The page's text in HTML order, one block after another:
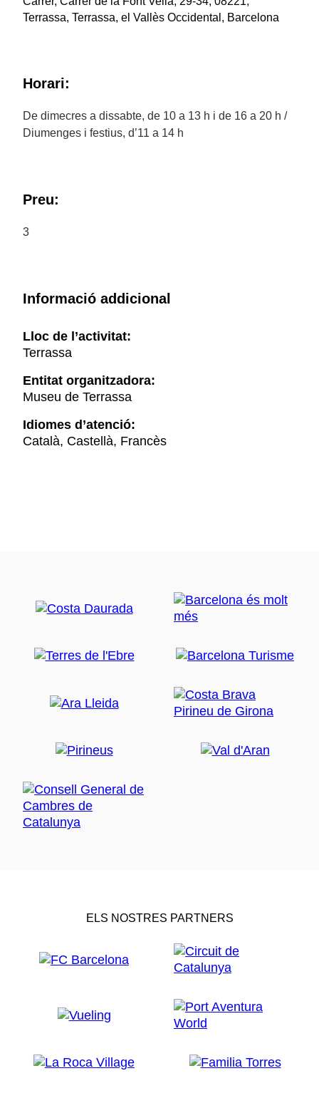
Terrassa, Terrassa, el Vallès Occidental, Barcelona
Horari:
De dimecres a dissabte, de 10 a 13 h i de 16 a 20 h /
Diumenges i festius, d’11 a 14 h
Preu:
3
Informació addicional
Lloc de l’activitat:
Terrassa
Entitat organitzadora:
Museu de Terrassa
Idiomes d’atenció:
Català, Castellà, Francès
ELS NOSTRES PARTNERS